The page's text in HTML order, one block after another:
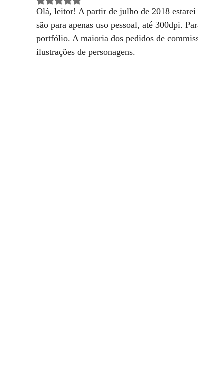
Olá, leitor! A partir de julho de 2018 estarei
são para apenas uso pessoal, até 300dpi.
portfólio. A maioria dos pedidos de
ilustrações de personagens.